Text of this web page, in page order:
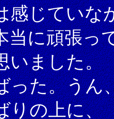
感じていな
当に頑張っ
いました。
った。うん
りの上に、